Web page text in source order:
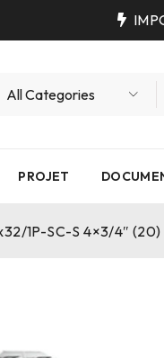
PROJET
1P-SC-S 4×3/4″